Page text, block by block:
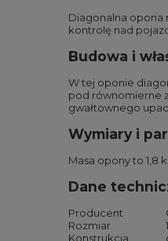
Diagonalna opona
kontrolę nad
Budowa i
W tej oponie
pod równomierne
gwałtownego
Wymiary i
Masa opony to 1,8
Dane
Producent
Rozmiar
Konstrukcja